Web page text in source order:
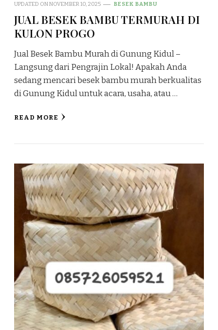
UPDATED ONNOVEMBER 10, 2025 BESEK BAMBU
JUAL BESEK BAMBU TERMURAH DI
KULON PROGO
Jual Besek Bambu Murah di Gunung Kidul –
Langsung dari Pengrajin Lokal! Apakah Anda
sedang mencari besek bambu murah berkualitas
di Gunung Kidul untuk acara, usaha, atau …
READ MORE